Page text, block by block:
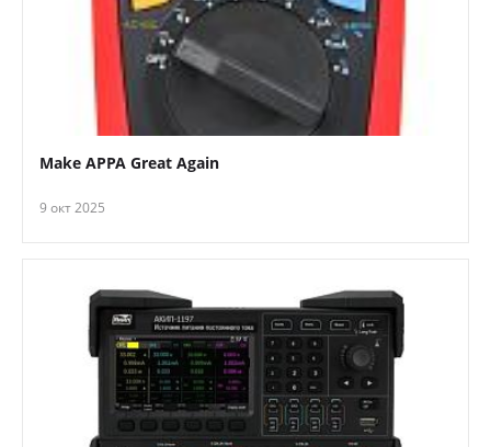
Make APPA Great Again
9 окт 2025